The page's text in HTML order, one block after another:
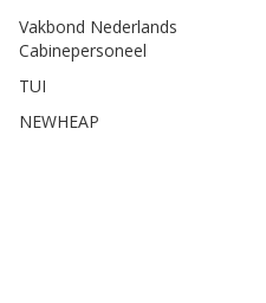
Vakbond Nederlands
Cabinepersoneel
TUI
NEWHEAP